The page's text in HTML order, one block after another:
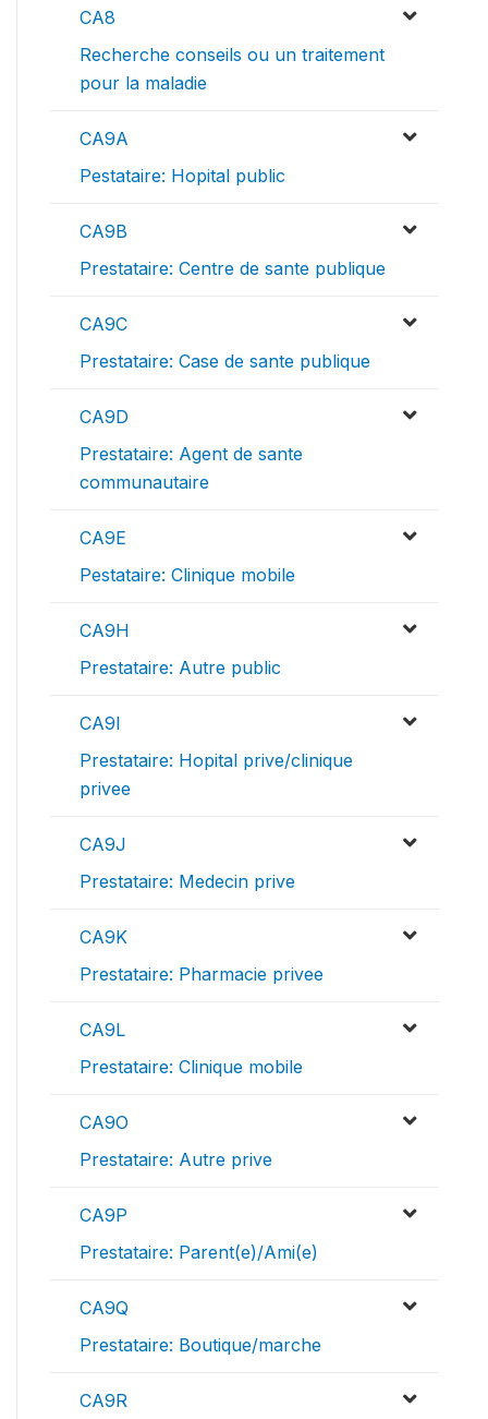
CA8
Recherche conseils ou un traitement
pour la maladie
CA9A
Pestataire: Hopital public
CA9B
Prestataire: Centre de sante publique
CA9C
Prestataire: Case de sante publique
CA9D
Prestataire: Agent de sante
communautaire
CA9E
Pestataire: Clinique mobile
CA9H
Prestataire: Autre public
CA9I
Prestataire: Hopital prive/clinique
privee
CA9J
Prestataire: Medecin prive
CA9K
Prestataire: Pharmacie privee
CA9L
Prestataire: Clinique mobile
CA9O
Prestataire: Autre prive
CA9P
Prestataire: Parent(e)/Ami(e)
CA9Q
Prestataire: Boutique/marche
CA9R